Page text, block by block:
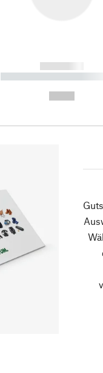
------------
----------- -----------